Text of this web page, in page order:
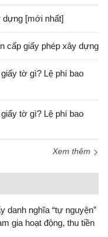
[mới nhất]
cấp giấy phép xây dựng
tờ gì? Lệ phí bao
tờ gì? Lệ phí bao
Xem thêm
danh nghĩa “tự nguyện”
gia hoạt động, thu tiền